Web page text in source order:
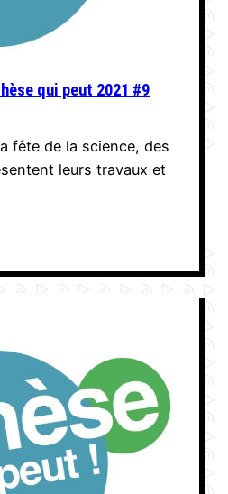
qui peut 2021 #9
fête de la science, des
leurs travaux et